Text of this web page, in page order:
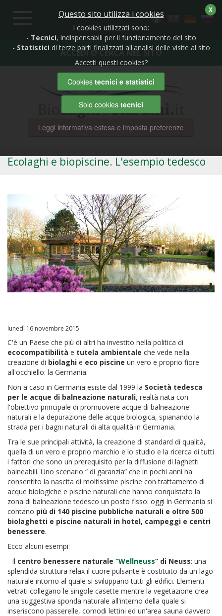
Toggle
navigation
ACCEDI O CERCA NEL SITO
Ecolaghi e biopiscine. L'esempio tedesco
lunedì 16 novembre 2015
C'è un Paese che più di altri ha investito nella politica di
ecocompatibilità e tutela ambientale che vede nella
creazione di biolaghi e eco piscine un vero e proprio fiore
all'occhiello: la Germania.
Non a caso in Germania esiste dal 1999 la Società tedesca
per le acque di balneazione naturali, realtà nata con
l'obiettivo principale di promuovere acque di balneazione
naturali e la depurazione delle acque biologica, spianando la
strada per i bagni naturali di alta qualità in Germania.
Tra le sue principali attività, la creazione di standard di qualità,
quella di un vero e proprio marchio e lo studio e la ricerca di tutti
i fattori che sono un prerequisito per la diffusione di laghetti
balneabili. Uno scenario “ di garanzia” che in pochi anni ha
consentito la nascita di moltissime piscine con trattamento di
acque biologiche e piscine naturali che hanno conquistato la
zona di balneazione tedesco un posto fisso: oggi in Germania si
contano più di 140 piscine pubbliche naturali e oltre 500
biolaghetti e piscine naturali in hotel, campeggi e centri
benessere.
Ecco alcuni esempi:
- Il centro benessere naturale “Wellneuss” di Neuss: una
splendida struttura relax il cuore pulsante è costituito da un lago
naturale intorno al quale si sviluppano tutti gli edifici. Elementi
vetrati collegano le singole casette mentre la vegetazione crea
una suggestiva sponda naturale all'interno della quale si
inseriscono passerelle, comodi lettini ed un'area sauna davvero
X
Questo sito utilizza i cookies
I cookies utilizzati sono:
- Tecnici, indispensabili per il funzionamento del sito
- Statistici di terze parti finalizzati all'analisi delle visite al sito
Accetti questi cookies?
Cookies tecnici e statistici
Solo cookies tecnici
Leggi informativa estesa e imposta preferenze